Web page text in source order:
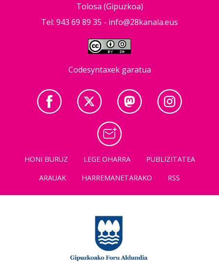
Tolosa (Gipuzkoa)
Tel: 943 69 89 35 - info@28kanala.eus
Codesyntaxek garatua
HONI BURUZ LEGE OHARRA
PUBLIZITATEA
ARAUAK
HARREMANETARAKO RSS